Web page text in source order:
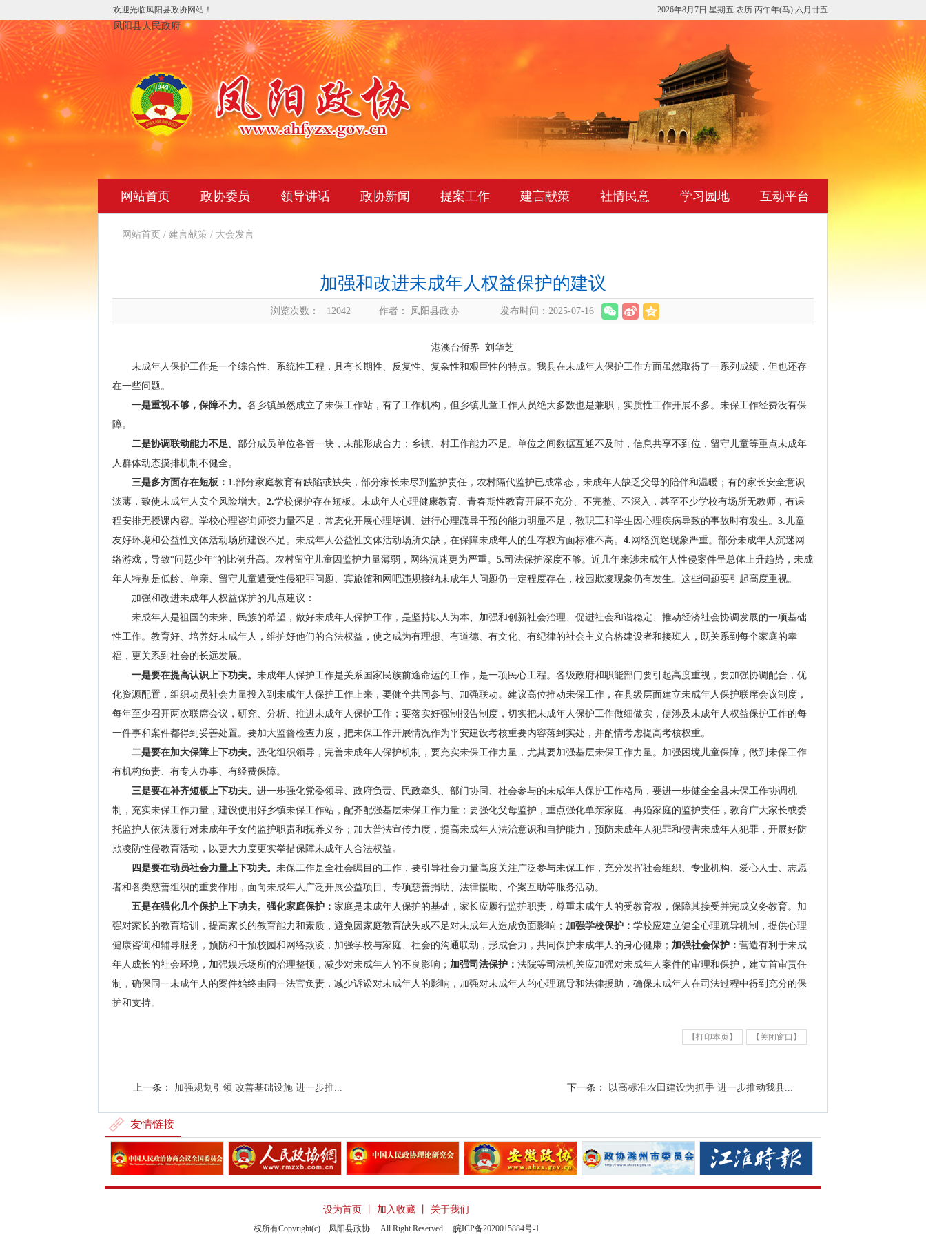
欢迎光临凤阳县政协网站！ 2026年8月7日 星期五 农历 丙午年(马) 六月廿五
凤阳县人民政府
网站首页 政协委员 领导讲话 政协新闻 提案工作 建言献策 社情民意 学习园地 互动平台
网站首页 / 建言献策 / 大会发言
‌加强和改进未成年人权益保护的建议
浏览次数： 12042 作者： 凤阳县政协 发布时间：2025-07-16
港澳台侨界 刘华芝
未成年人保护工作是一个综合性、系统性工程，具有长期性、反复性、复杂性和艰巨性的特点。我县在未成年人保护工作方面虽然取得了一系列成绩，但也还存
在一些问题。
一是重视不够，保障不力。 各乡镇虽然成立了未保工作站，有了工作机构，但乡镇儿童工作人员绝大多数也是兼职，实质性工作开展不多。未保工作经费没有保
障。
二是协调联动能力不足。 部分成员单位各管一块，未能形成合力；乡镇、村工作能力不足。单位之间数据互通不及时，信息共享不到位，留守儿童等重点未成年
人群体动态摸排机制不健全。
三是多方面存在短板： 1.部分家庭教育有缺陷或缺失，部分家长未尽到监护责任，农村隔代监护已成常态，未成年人缺乏父母的陪伴和温暖；有的家长安全意识
淡薄，致使未成年人安全风险增大。 2.学校保护存在短板。未成年人心理健康教育、青春期性教育开展不充分、不完整、不深入，甚至不少学校有场所无教师，有课
程安排无授课内容。学校心理咨询师资力量不足，常态化开展心理培训、进行心理疏导干预的能力明显不足，教职工和学生因心理疾病导致的事故时有发生。 3. 儿童
友好环境和公益性文体活动场所建设不足。未成年人公益性文体活动场所欠缺，在保障未成年人的生存权方面标准不高。 4. 网络沉迷现象严重。部分未成年人沉迷网
络游戏，导致“问题少年”的比例升高。农村留守儿童因监护力量薄弱，网络沉迷更为严重。 5.司法保护深度不够。近几年来涉未成年人性侵案件呈总体上升趋势，未成
年人特别是低龄、单亲、留守儿童遭受性侵犯罪问题、宾旅馆和网吧违规接纳未成年人问题仍一定程度存在，校园欺凌现象仍有发生。这些问题要引起高度重视。
加强和改进未成年人权益保护的几点建议：
未成年人是祖国的未来、民族的希望，做好未成年人保护工作，是坚持以人为本、加强和创新社会治理、促进社会和谐稳定、推动经济社会协调发展的一项基础
性工作。教育好、培养好未成年人，维护好他们的合法权益，使之成为有理想、有道德、有文化、有纪律的社会主义合格建设者和接班人，既关系到每个家庭的幸
福，更关系到社会的长远发展。
一是要在提高认识上下功夫。 未成年人保护工作是关系国家民族前途命运的工作，是一项民心工程。各级政府和职能部门要引起高度重视，要加强协调配合，优
化资源配置，组织动员社会力量投入到未成年人保护工作上来，要健全共同参与、加强联动。建议高位推动未保工作，在县级层面建立未成年人保护联席会议制度，
每年至少召开两次联席会议，研究、分析、推进未成年人保护工作；要落实好强制报告制度，切实把未成年人保护工作做细做实，使涉及未成年人权益保护工作的每
一件事和案件都得到妥善处置。要加大监督检查力度，把未保工作开展情况作为平安建设考核重要内容落到实处，并酌情考虑提高考核权重。
二是要在加大保障上下功夫。 强化组织领导，完善未成年人保护机制，要充实未保工作力量，尤其要加强基层未保工作力量。加强困境儿童保障，做到未保工作
有机构负责、有专人办事、有经费保障。
三是要在补齐短板上下功夫。 进一步强化党委领导、政府负责、民政牵头、部门协同、社会参与的未成年人保护工作格局，要进一步健全全县未保工作协调机
制，充实未保工作力量，建设使用好乡镇未保工作站，配齐配强基层未保工作力量；要强化父母监护，重点强化单亲家庭、再婚家庭的监护责任，教育广大家长或委
托监护人依法履行对未成年子女的监护职责和抚养义务；加大普法宣传力度，提高未成年人法治意识和自护能力，预防未成年人犯罪和侵害未成年人犯罪，开展好防
欺凌防性侵教育活动，以更大力度更实举措保障未成年人合法权益。
四是要在动员社会力量上下功夫。 未保工作是全社会瞩目的工作，要引导社会力量高度关注广泛参与未保工作，充分发挥社会组织、专业机构、爱心人士、志愿
者和各类慈善组织的重要作用，面向未成年人广泛开展公益项目、专项慈善捐助、法律援助、个案互助等服务活动。
五是在强化几个保护上下功夫。 ‌强化家庭保护‌： 家庭是未成年人保护的基础，家长应履行监护职责，尊重未成年人的受教育权，保障其接受并完成义务教育。加
强对家长的教育培训，提高家长的教育能力和素质，避免因家庭教育缺失或不足对未成年人造成负面影响‌； 加强学校保护‌： 学校应建立健全心理疏导机制，提供心理
健康咨询和辅导服务，预防和干预校园和网络欺凌‌，加强学校与家庭、社会的沟通联动，形成合力，共同保护未成年人的身心健康； 加强社会保护‌： 营造有利于未成
年人成长的社会环境，加强娱乐场所的治理整顿，减少对未成年人的不良影响； 加强司法保护‌： 法院等司法机关应加强对未成年人案件的审理和保护，建立首审责任
制，确保同一未成年人的案件始终由同一法官负责，减少诉讼对未成年人的影响，加强对未成年人的心理疏导和法律援助，确保未成年人在司法过程中得到充分的保
护和支持。
【打印本页】 【关闭窗口】
上一条： 加强规划引领 改善基础设施 进一步推... 下一条： 以高标准农田建设为抓手 进一步推动我县...
友情链接
设为首页 加入收藏 关于我们
权所有Copyright(c) 凤阳县政协 All Right Reserved 皖ICP备2020015884号-1